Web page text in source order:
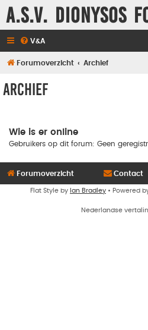
A.S.V. Dionysos
V&A
Forumoverzicht Archief
Archief
Wie is er online
Gebruikers op dit forum: Geen
Forumoverzicht Contact
Flat Style by Ian Bradley • Powered
Nederlandse